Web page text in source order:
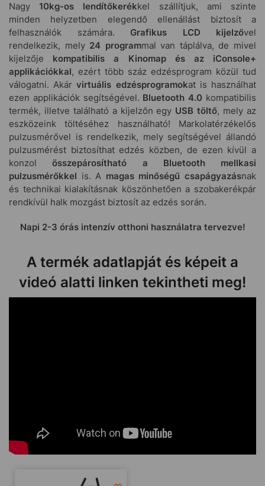
Nagy 10kg-os lendítőkerékkel szállítjuk, ami szinte
minden helyzetben elegendő ellenállást biztosít a
felhasználók számára. Grafikus LCD kijelzővel
rendelkezik, mely 24 programmal van táplálva, de mivel
kijelzője kompatibilis a Kinomap és az iConsole+
applikációkkal, ezért több száz edzésprogram közül tud
válogatni. Akárvirtuális edzésprogramokat is használhat
ezen applikációk segítségével. Bluetooth 4.0 kompatibilis
termék, illetve található a kijelzőn egy USB töltő, mely az
eszközeink töltéséhez használható! Markolatérzékelős
pulzusmérővel is rendelkezik, mely segítségével állandó
pulzusmérést biztosíthat edzés közben, de ezen kívül a
konzolösszepárosítható a Bluetooth mellkasi
pulzusmérőkkel is. A magas minőségű csapágyazásnak
és technikai kialakításnak köszönhetően a szobakerékpár
rendkívül halk mozgást biztosít az edzés során.
Napi 2-3 órás intenzív otthoni használatra tervezve!
A termék adatlapját és képeit a
videó alatti linken tekintheti meg!